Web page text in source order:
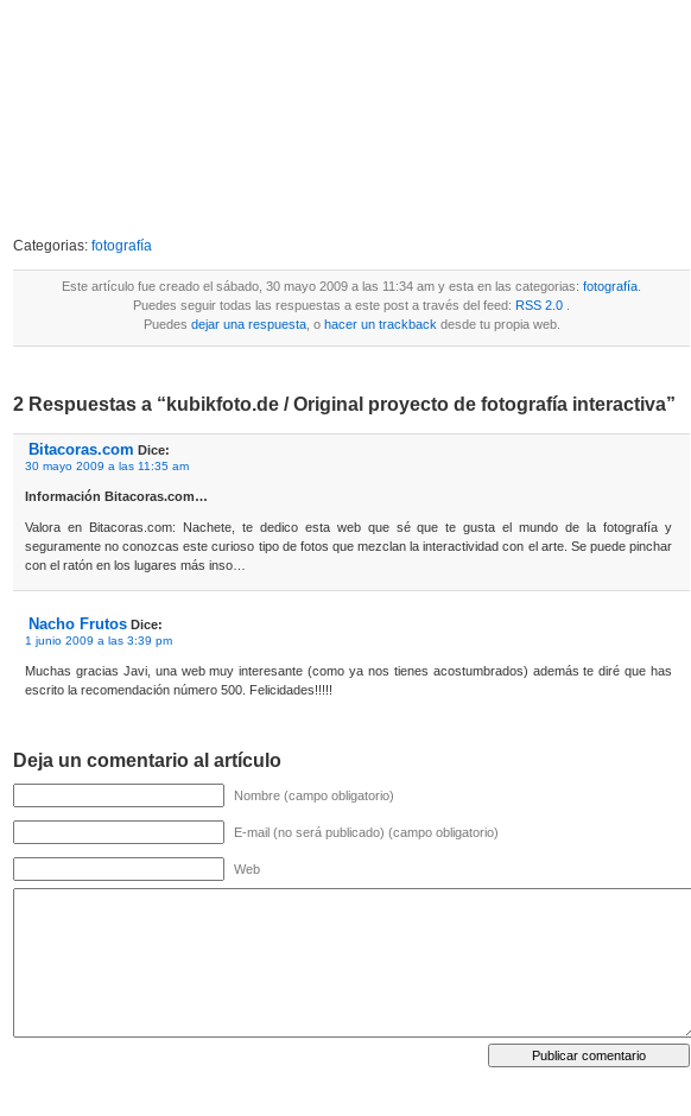
Categorias: fotografía
Este artículo fue creado el sábado, 30 mayo 2009 a las 11:34 am y esta en las categorias: fotografía
Puedes seguir todas las respuestas a este post a través del feed: RSS 2.0
Puedes dejar una respuesta, o hacer un trackback desde tu propia web.
2 Respuestas a “kubikfoto.de / Original proyecto de fotografía interactiva”
Bitacoras.com Dice:
30 mayo 2009 a las 11:35 am
Información Bitacoras.com…
Valora en Bitacoras.com: Nachete, te dedico esta web que sé que te gusta el mundo de la fotografía y
seguramente no conozcas este curioso tipo de fotos que mezclan la interactividad con el arte. Se puede pinchar
con el ratón en los lugares más inso…
Nacho Frutos Dice:
1 junio 2009 a las 3:39 pm
Muchas gracias Javi, una web muy interesante (como ya nos tienes acostumbrados) además te diré que has
escrito la recomendación número 500. Felicidades!!!!!
Deja un comentario al artículo
Nombre (campo obligatorio)
E-mail (no será publicado) (campo obligatorio)
Web